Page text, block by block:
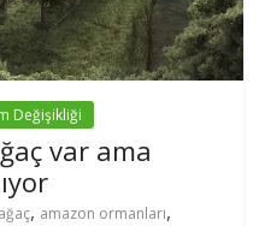
Değişikliği
var ama
ağaç, amazon ormanları,